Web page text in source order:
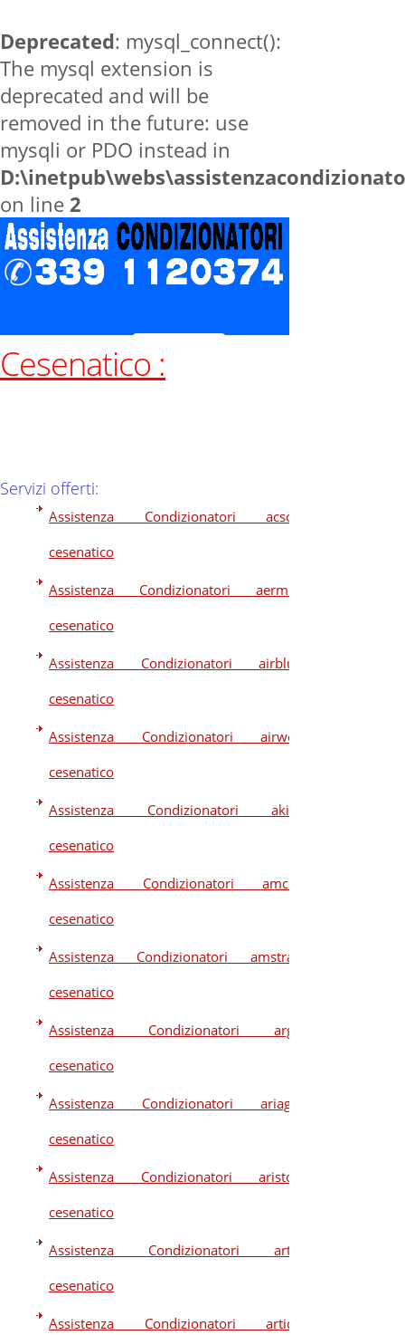
Deprecated: mysql_connect():
The mysql extension is
deprecated and will be
removed in the future: use
mysqli or PDO instead in
on line 2
Home zone
Contatti
Cesenatico :
Servizi offerti:
Assistenza Condizionatori acson
cesenatico
Assistenza Condizionatori aermec
cesenatico
Assistenza Condizionatori airblue
cesenatico
Assistenza Condizionatori airwell
cesenatico
Assistenza Condizionatori akira
cesenatico
Assistenza Condizionatori amcor
cesenatico
Assistenza Condizionatori amstrad
cesenatico
Assistenza Condizionatori argo
cesenatico
Assistenza Condizionatori ariagel
cesenatico
Assistenza Condizionatori ariston
cesenatico
Assistenza Condizionatori artel
cesenatico
Assistenza Condizionatori artide